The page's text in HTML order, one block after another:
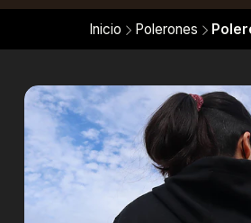
Inicio Polerones